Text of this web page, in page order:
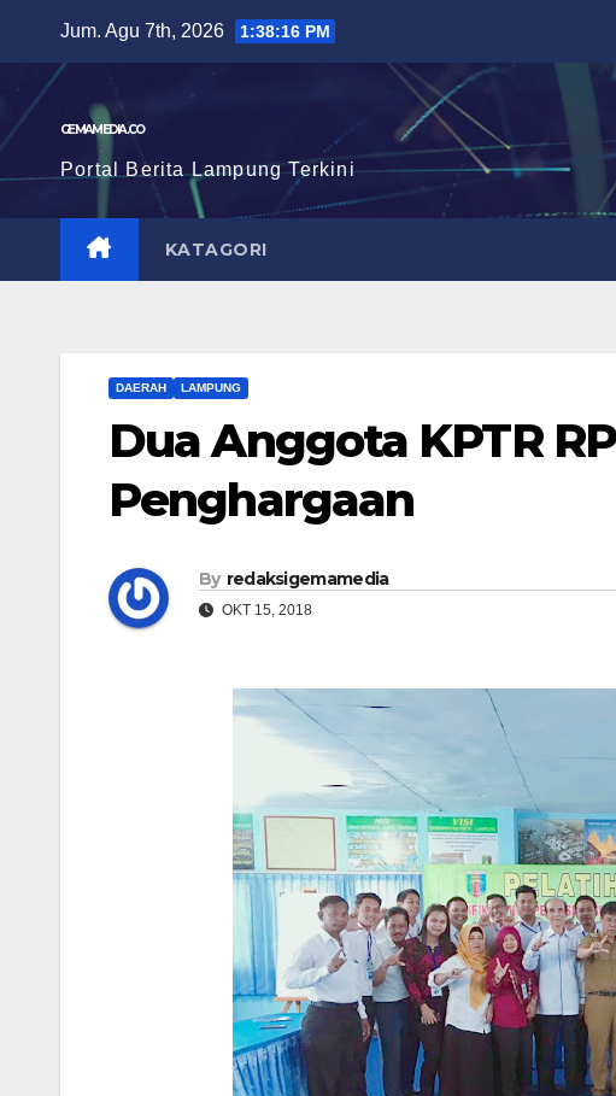
content
Jum. Agu 7th, 2026 1:38:17 PM
GEMAMEDIA.CO
Portal Berita Lampung Terkini
KATAGORI
DAERAH LAMPUNG
Dua Anggota KPTR
Penghargaan
By redaksigemamedia
OKT 15, 2018